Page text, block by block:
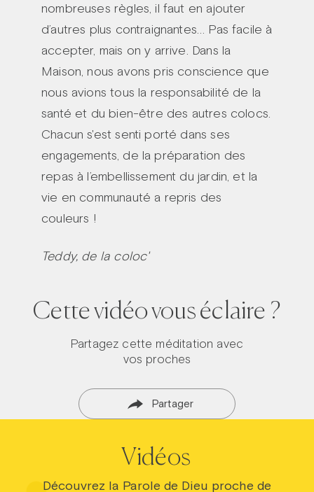
nombreuses règles, il faut en ajouter
d’autres plus contraignantes… Pas facile à
accepter, mais on y arrive. Dans la
Maison, nous avons pris conscience que
nous avions tous la responsabilité de la
santé et du bien-être des autres colocs.
Chacun s'est senti porté dans ses
engagements, de la préparation des
repas à l’embellissement du jardin, et la
vie en communauté a repris des
couleurs !
Teddy, de la coloc'
Cette vidéo vous éclaire ?
Partagez cette méditation avec
vos proches
Partager
Vidéos
Découvrez la Parole de Dieu proche de